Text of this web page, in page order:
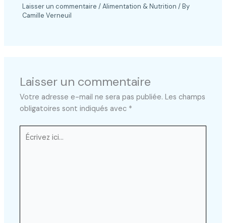
Laisser un commentaire /Alimentation & Nutrition / By
Camille Verneuil
Laisser un commentaire
Votre adresse e-mail ne sera pas publiée. Les champs
obligatoires sont indiqués avec *
Écrivez
ici…